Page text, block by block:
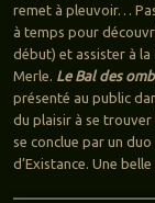
remet à pleuvoir…
à temps pour
début) et assister à
Merle. Le Bal des
présenté au public
du plaisir à se
se conclue par un
d’Existance. Une